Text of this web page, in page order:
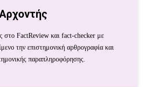
στο FactReview και fact-checker με
την επιστημονική αρθρογραφία και
παραπληροφόρησης.